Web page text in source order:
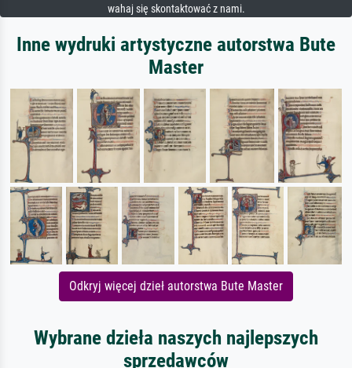
wahaj się skontaktować z nami.
Inne wydruki artystyczne autorstwa Bute
Master
Odkryj więcej dzieł autorstwa Bute Master
Wybrane dzieła naszych najlepszych
sprzedawców